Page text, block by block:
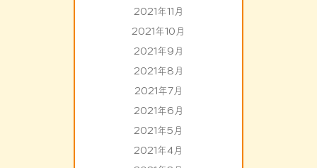
2021年11月
2021年10月
2021年9月
2021年8月
2021年7月
2021年6月
2021年5月
2021年4月